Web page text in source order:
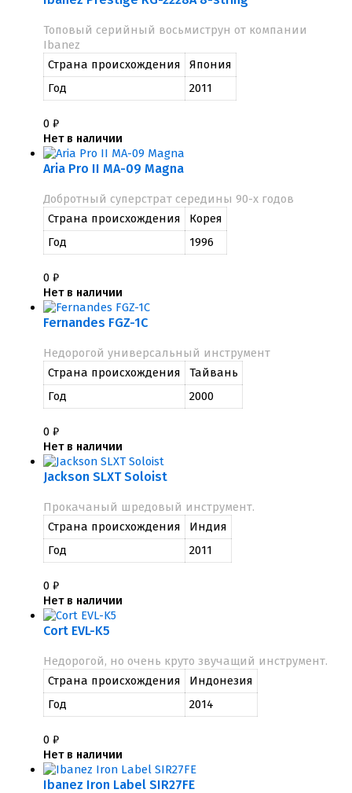
Топовый серийный восьмиструн от компании
Ibanez
Страна происхождения
Япония
Год
2011
0 ₽
Нет в наличии
Aria Pro II MA-09 Magna
Добротный суперстрат середины 90-х годов
Страна происхождения
Корея
Год
1996
0 ₽
Нет в наличии
Fernandes FGZ-1C
Недорогой универсальный инструмент
Страна происхождения
Тайвань
Год
2000
0 ₽
Нет в наличии
Jackson SLXT Soloist
Прокачаный шредовый инструмент.
Страна происхождения
Индия
Год
2011
0 ₽
Нет в наличии
Cort EVL-K5
Недорогой, но очень круто звучащий инструмент.
Страна происхождения
Индонезия
Год
2014
0 ₽
Нет в наличии
Ibanez Iron Label SIR27FE